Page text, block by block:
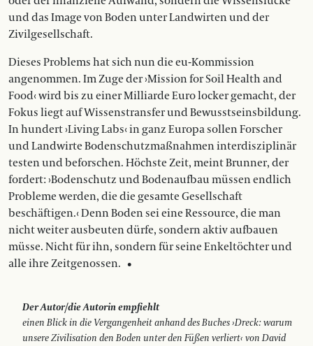
und das Image von Boden unter Landwirten und der
Zivilgesellschaft.
Dieses Problems hat sich nun die eu-Kommission
angenommen. Im Zuge der ›Mission for Soil Health and
Food‹ wird bis zu einer Milliarde Euro locker gemacht, der
Fokus liegt auf Wissenstransfer und Bewusstseinsbildung.
In hundert ›Living Labs‹ in ganz Europa sollen Forscher
und Landwirte Bodenschutzmaßnahmen interdisziplinär
testen und beforschen. Höchste Zeit, meint Brunner, der
fordert: ›Bodenschutz und Bodenaufbau müssen endlich
Probleme werden, die die gesamte Gesellschaft
beschäftigen.‹ Denn Boden sei eine Ressource, die man
nicht weiter ausbeuten dürfe, sondern aktiv aufbauen
müsse. Nicht für ihn, sondern für seine Enkeltöchter und
alle ihre Zeitgenossen. •
Der Autor/die Autorin empfiehlt
einen Blick in die Vergangenheit anhand des Buches ›Dreck: warum
unsere Zivilisation den Boden unter den Füßen verliert‹ von David